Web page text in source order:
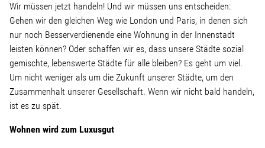
Leseprobe
Pressestimmen
Bestellen
Wir müssen jetzt handeln! Und wir müssen uns entscheiden:
Gehen wir den gleichen Weg wie London und Paris, in denen sich
nur noch Besserverdienende eine Wohnung in der Innenstadt
leisten können? Oder schaffen wir es, dass unsere Städte sozial
gemischte, lebenswerte Städte für alle bleiben? Es geht um viel.
Um nicht weniger als um die Zukunft unserer Städte, um den
Zusammenhalt unserer Gesellschaft. Wenn wir nicht bald handeln,
ist es zu spät.
Wohnen wird zum Luxusgut